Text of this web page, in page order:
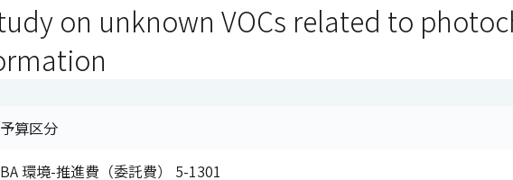
on unknown VOCs related to
予算区分
BA 環境-推進費（委託費） 5-1301